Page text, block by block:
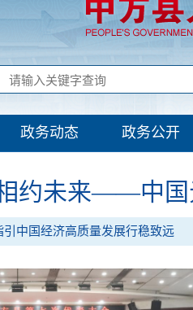
政务动态 政务公开
约未来——中国
引中国经济高质量发展行稳致远